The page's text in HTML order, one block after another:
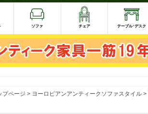
プページ > ヨーロピアンアンティークソファスタイル >